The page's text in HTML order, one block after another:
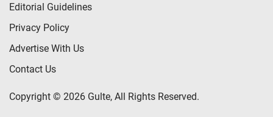
Editorial Guidelines
Privacy Policy
Advertise With Us
Contact Us
Copyright © 2026 Gulte, All Rights Reserved.